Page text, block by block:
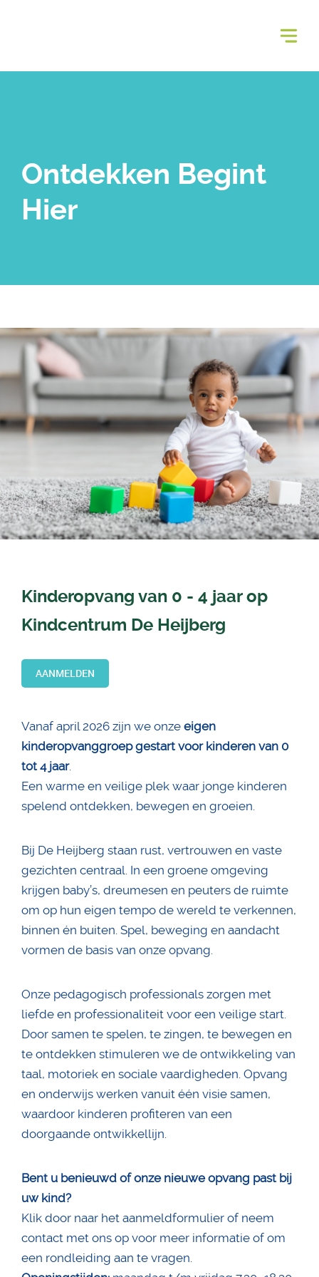
Ontdekken Begint
Hier
Kinderopvang van 0 - 4 jaar op
Kindcentrum De Heijberg
AANMELDEN
Vanaf april 2026 zijn we onze eigen
kinderopvanggroep gestart voor kinderen van 0
tot 4 jaar.
Een warme en veilige plek waar jonge kinderen
spelend ontdekken, bewegen en groeien.
Bij De Heijberg staan rust, vertrouwen en vaste
gezichten centraal. In een groene omgeving
krijgen baby’s, dreumesen en peuters de ruimte
om op hun eigen tempo de wereld te verkennen,
binnen én buiten. Spel, beweging en aandacht
vormen de basis van onze opvang.
Onze pedagogisch professionals zorgen met
liefde en professionaliteit voor een veilige start.
Door samen te spelen, te zingen, te bewegen en
te ontdekken stimuleren we de ontwikkeling van
taal, motoriek en sociale vaardigheden. Opvang
en onderwijs werken vanuit één visie samen,
waardoor kinderen profiteren van een
doorgaande ontwikkellijn.
Bent u benieuwd of onze nieuwe opvang past bij
uw kind?
Klik door naar het aanmeldformulier of neem
contact met ons op voor meer informatie of om
een rondleiding aan te vragen.